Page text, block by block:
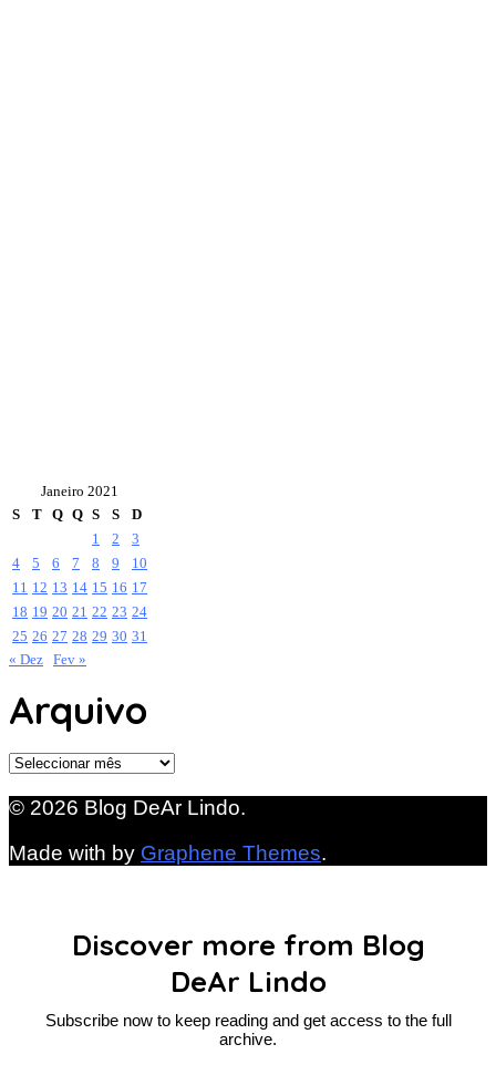
Janeiro 2021
S
T Q Q S S
D
1
2
3
4
5 6 7 8 9
10
11 12 13 14 15 16 17
18 19 20 21 22 23 24
25 26 27 28 29 30 31
« Dez Fev »
Arquivo
Arquivo
© 2026 Blog DeAr Lindo.
Made with by Graphene Themes.
Discover more from Blog
DeAr Lindo
Subscribe now to keep reading and get access to the full
archive.